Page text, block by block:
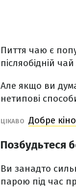
Пиття чаю є
післяобідній
Але якщо ви
нетипові
ЦІКАВО Добре кіно
Позбудьтеся
Ви занадто
парою під час